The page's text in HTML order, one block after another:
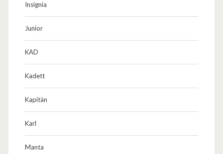
Insignia
Junior
KAD
Kadett
Kapitän
Karl
Manta